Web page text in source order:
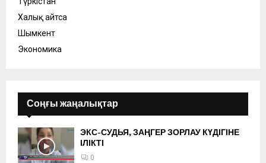
Халық айтса
Шымкент
Экономика
Соңғы жаңалықтар
ЭКС-СУДЬЯ, ЗАҢГЕР ЗОРЛАУ КҮДІГІНЕ
ІЛІКТІ
0